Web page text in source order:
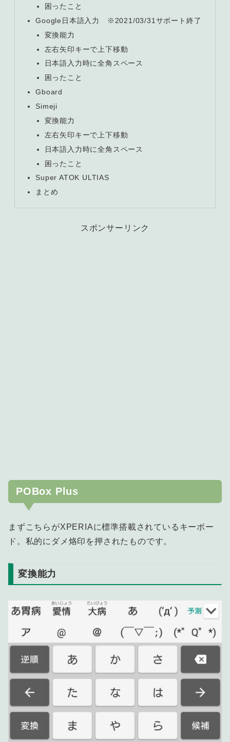
困ったこと
Google日本語入力 ※2021/03/31サポート終了
変換能力
左右矢印キーで上下移動
日本語入力時に全角スペース
困ったこと
Gboard
Simeji
変換能力
左右矢印キーで上下移動
日本語入力時に全角スペース
困ったこと
Super ATOK ULTIAS
まとめ
スポンサーリンク
POBox Plus
まずこちらがXPERIAに標準搭載されているキーボー
ド。私的にダメ烙印を押されたものです。
変換能力